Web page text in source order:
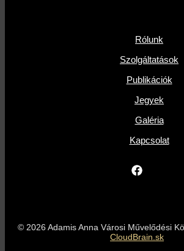
Rólunk
Szolgáltatások
Publikációk
Jegyek
Galéria
Kapcsolat
© 2026 Adamis Anna Városi Művelődési
CloudBrain.sk